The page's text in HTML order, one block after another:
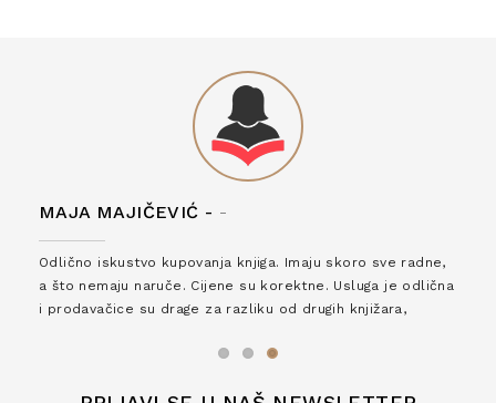
MAJA MAJIČEVIĆ - -
Odlično iskustvo kupovanja knjiga. Imaju skoro sve radne,
a što nemaju naruče. Cijene su korektne. Usluga je odlična
i prodavačice su drage za razliku od drugih knjižara,